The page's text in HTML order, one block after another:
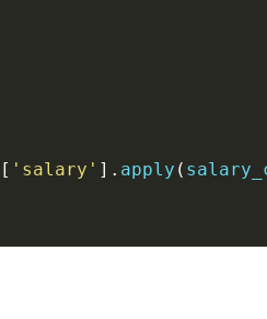
[ 'salary' ] . apply (